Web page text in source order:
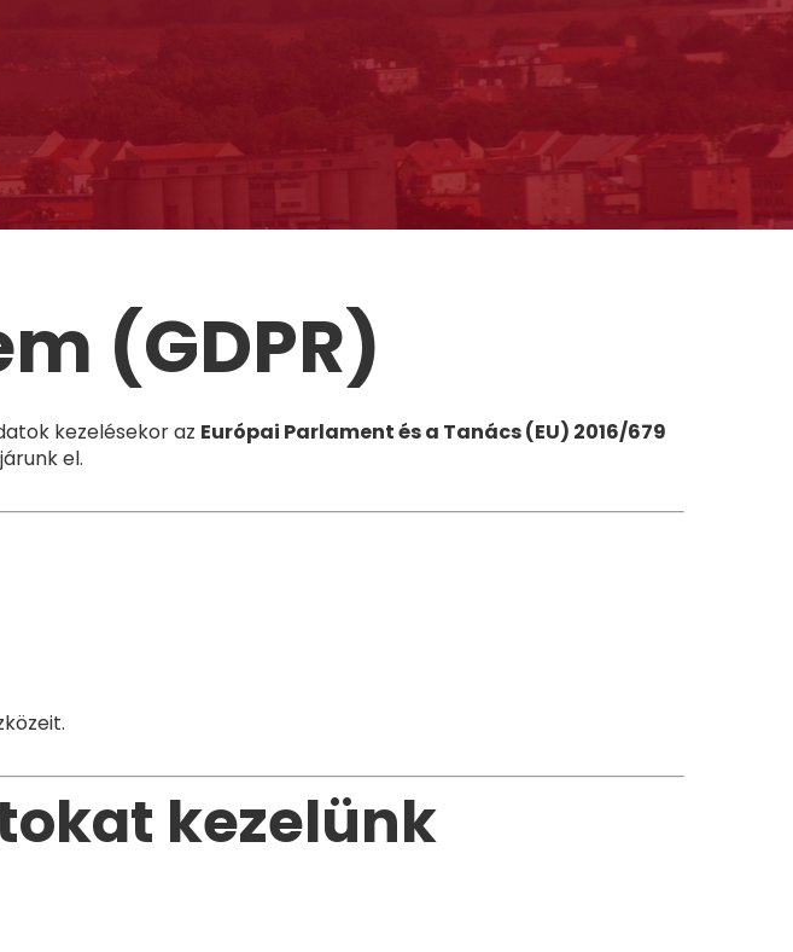
(GDPR)
kezelésekor az Európai Parlament és a Tanács (EU) 2016/679
el.
kezelünk